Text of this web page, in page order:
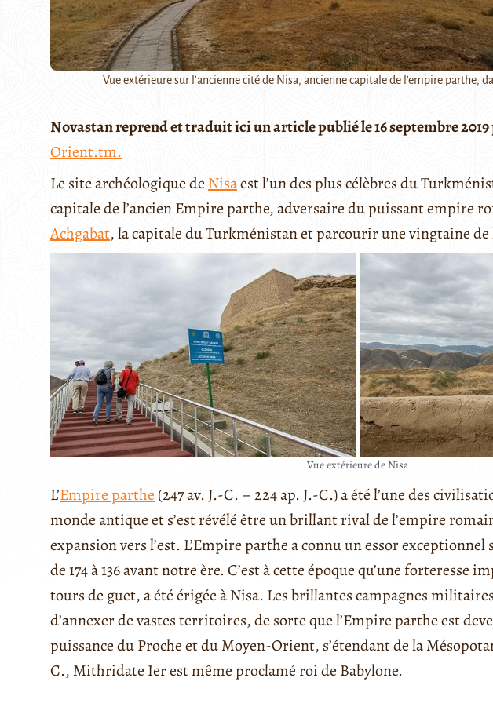
Vue extérieure sur l'ancienne cité de Nisa, ancienne capitale de l'empire parthe,
Novastan reprend et traduit ici un article publié le 16 septembre
Orient.tm.
Le site archéologique de Nisaest l’un des plus célèbres du
capitale de l’ancien Empire parthe, adversaire du puissant empire
Achgabat, la capitale du Turkménistan et parcourir une vingtaine
Vue extérieure de Nisa
L’Empire parthe (247 av. J.-C. – 224 ap. J.-C.) a été l’une des
monde antique et s’est révélé être un brillant rival de l’empire
expansion vers l’est. L’Empire parthe a connu un essor exceptionnel
de 174 à 136 avant notre ère. C’est à cette époque qu’une forteresse
tours de guet, a été érigée à Nisa. Les brillantes campagnes
d’annexer de vastes territoires, de sorte que l’Empire parthe est
puissance du Proche et du Moyen-Orient, s’étendant de la
C., Mithridate Ier est même proclamé roi de Babylone.